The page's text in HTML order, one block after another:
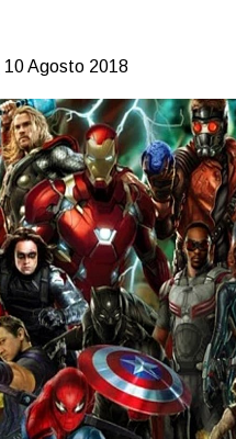
10 Agosto 2018